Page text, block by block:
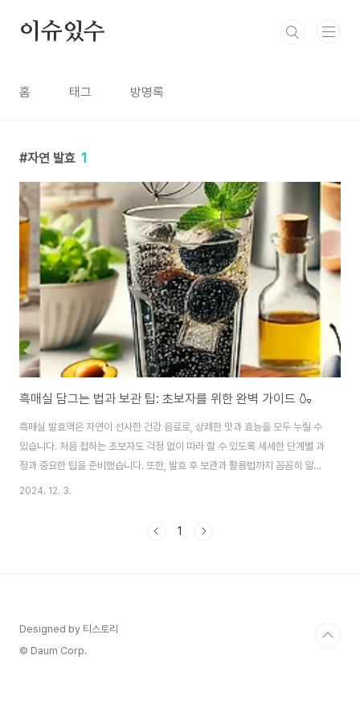
이슈있수
홈 태그 방명록
자연 발효 1
흑매실 담그는 법과 보관 팁: 초보자를 위한 완벽 가이드 🍶
흑매실 발효액은 자연이 선사한 건강 음료로, 상쾌한 맛과 효능을 모두 누릴 수
있습니다. 처음 접하는 초보자도 걱정 없이 따라 할 수 있도록 세세한 단계별 과
정과 중요한 팁을 준비했습니다. 또한, 발효 후 보관과 활용법까지 꼼꼼히 알려
드릴 테니, 시작부터 끝까지 함께해 보세요! 🌟1. 흑매실 발효액의 준비물 🛠️흑
요한 포인트를 짚어드립니다. 무엇보다 위생 관리와 재료의 신선도가 성공의
2024. 12. 3.
1
Designed by 티스토리
© Daum Corp.